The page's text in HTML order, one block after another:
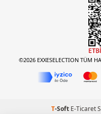
©2026 EXXESELECTION TÜM
T-Soft E-Ticaret